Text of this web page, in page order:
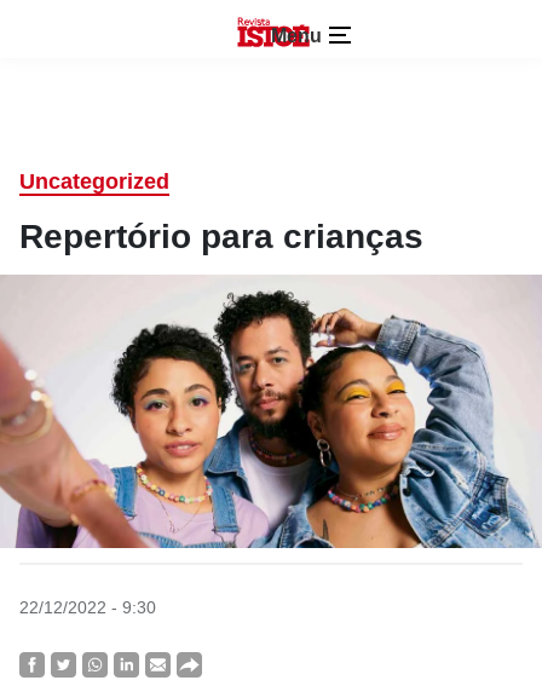
Menu
Uncategorized
Repertório para crianças
22/12/2022 - 9:30